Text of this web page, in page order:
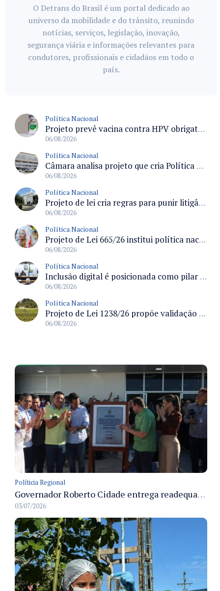
O Detrans do Brasil é um portal dedicado ao
universo da mobilidade e do trânsito, reunindo
notícias, serviços, legislação, inovação,
segurança viária e informações relevantes para
condutores, profissionais e cidadãos em todo o
país.
Política Nacional
Projeto prevê vacina contra HPV obrigatória e testes moleculares para rastreamento do câncer do colo do útero
06/08/2026
Política Nacional
Câmara analisa projeto que cria Política Nacional de Qualificação e Valorização da Preceptoria na Residência Médica
06/08/2026
Política Nacional
Projeto de lei cria regras para punir litigância abusiva reversa e integrar sistemas do Judiciário
06/08/2026
Política Nacional
Projeto de Lei 665/26 institui política nacional para prevenção ao transfeminicídio e prevê medidas de proteção e reparação
06/08/2026
Política Nacional
Inclusão digital é posicionada como pilar essencial da reurbanização de favelas e periferias
06/08/2026
Política Nacional
Projeto de Lei 1238/26 propõe validação automática do Cadastro Ambiental Rural para imóveis de até quatro módulos fiscais
06/08/2026
Políticia Regional
Governador Roberto Cidade entrega readequação do ambulatório da FCecon e amplia capacidade de atendimento oncológico em Manaus
03/07/2026